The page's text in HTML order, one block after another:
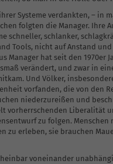
Systeme verdankten, – in
folgten die Manager. Ihre
schneller, schlanker,
Tools, nicht auf Anstand
hat seit den 1970er
verändert, und zwar in
Und Völker,
vorfanden, die von den
niederzureißen und
vorherrschenden Liberalität
zu folgen.
zu erleben, sie brauchen
voneinander